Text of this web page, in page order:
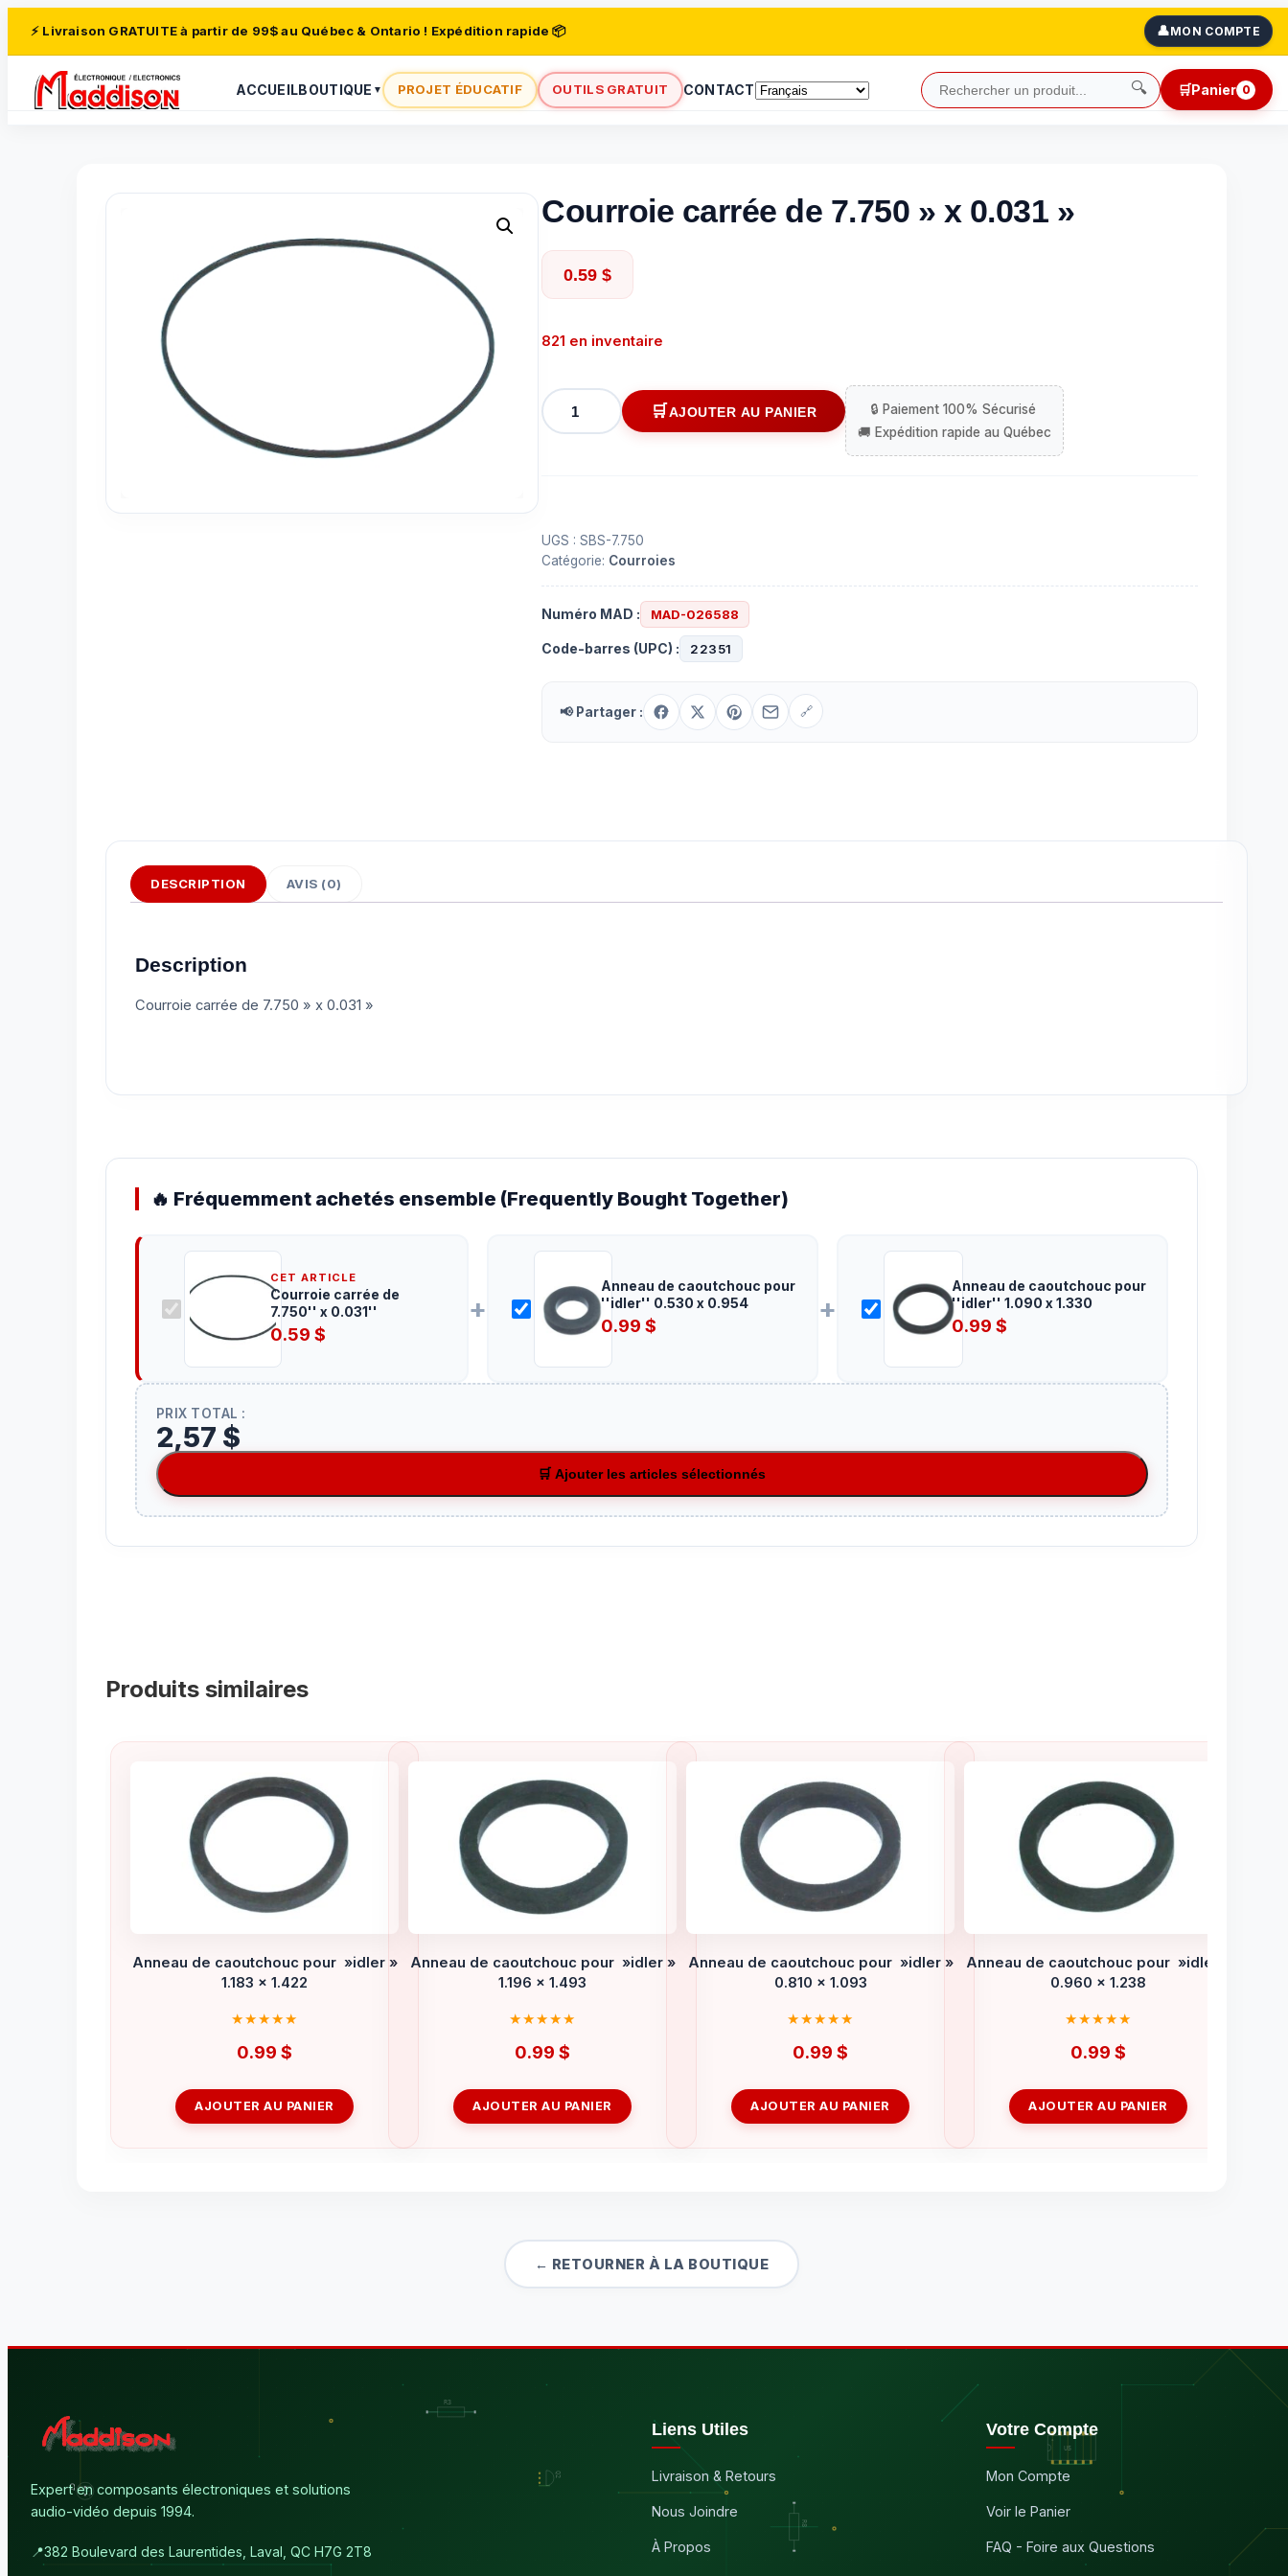
⚡ Livraison GRATUITE à partir de 99$ au Québec & Ontario ! Expédition rapide 📦 👤MON COMPTE
ACCUEILBOUTIQUE ▼ PROJET ÉDUCATIF OUTILS GRATUIT CONTACT 🔍 🛒Panier 0
Courroie carrée de 7.750 » x 0.031 »
0.59 $
821 en inventaire
quantité
de
x
0.031''
AJOUTER AU PANIER
UGS : SBS-7.750
Catégorie: Courroies
Numéro MAD : MAD-026588
Code-barres (UPC) : 22351
📢 Partager : 🔗
DESCRIPTION AVIS (0)
Description
Courroie carrée de 7.750 » x 0.031 »
🔥 Fréquemment achetés ensemble (Frequently Bought Together)
CET ARTICLE
Courroie carrée de
7.750'' x 0.031''
0.59$
+
Anneau de caoutchouc pour
''idler'' 0.530 x 0.954
0.99 $
+
Anneau de caoutchouc pour
''idler'' 1.090 x 1.330
0.99 $
PRIX TOTAL :
2,57 $
🛒 Ajouter les articles sélectionnés
Produits similaires
Anneau de caoutchouc pour »idler »
1.183 x 1.422
0.99 $
AJOUTER AU PANIER
Anneau de caoutchouc pour »idler »
1.196 x 1.493
0.99 $
AJOUTER AU PANIER
Anneau de caoutchouc pour »idler »
0.810 x 1.093
0.99 $
AJOUTER AU PANIER
Anneau de caoutchouc pour »idler »
0.960 x 1.238
0.99 $
AJOUTER AU PANIER
← RETOURNER À LA BOUTIQUE
Expert en composants électroniques et solutions
audio-vidéo depuis 1994.
📍382 Boulevard des Laurentides, Laval, QC H7G 2T8
Liens Utiles
Livraison & Retours
Nous Joindre
À Propos
Votre Compte
Mon Compte
Voir le Panier
FAQ - Foire aux Questions